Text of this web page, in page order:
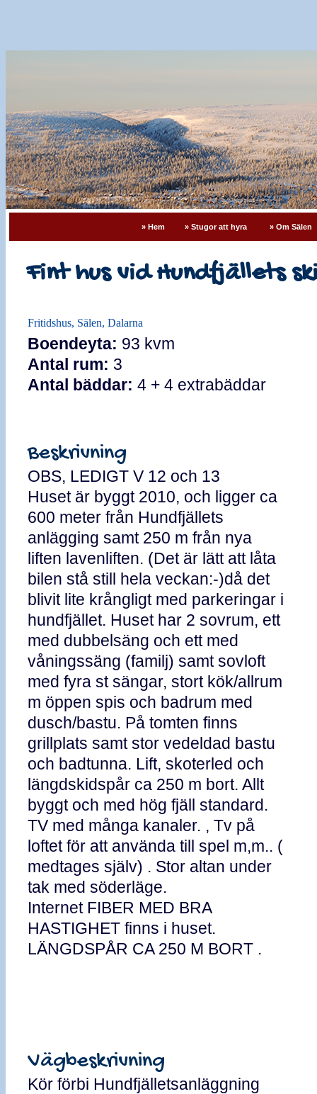
» Hem » Stugor att hyra » Om Sälen
Fint hus vid Hundfjällets
Fritidshus, Sälen, Dalarna
Boendeyta: 93 kvm
Antal rum: 3
Antal bäddar: 4 + 4 extrabäddar
Beskrivning
OBS, LEDIGT V 12 och 13
Huset är byggt 2010, och ligger ca
600 meter från Hundfjällets
anlägging samt 250 m från nya
liften lavenliften. (Det är lätt att låta
bilen stå still hela veckan:-)då det
blivit lite krångligt med parkeringar i
hundfjället. Huset har 2 sovrum, ett
med dubbelsäng och ett med
våningssäng (familj) samt sovloft
med fyra st sängar, stort kök/allrum
m öppen spis och badrum med
dusch/bastu. På tomten finns
grillplats samt stor vedeldad bastu
och badtunna. Lift, skoterled och
längdskidspår ca 250 m bort. Allt
byggt och med hög fjäll standard.
TV med många kanaler. , Tv på
loftet för att använda till spel m,m.. (
medtages själv) . Stor altan under
tak med söderläge.
Internet FIBER MED BRA
HASTIGHET finns i huset.
LÄNGDSPÅR CA 250 M BORT .
Vägbeskrivning
Kör förbi Hundfjälletsanläggning